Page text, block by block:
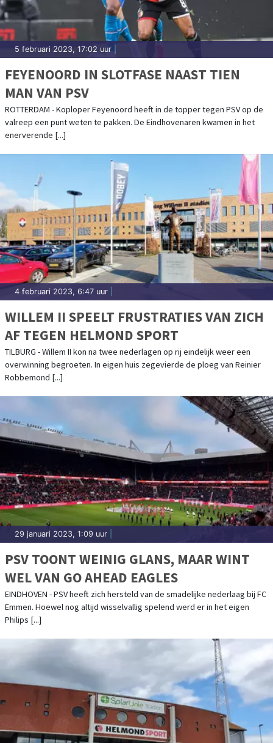
5 februari 2023, 17:02 uur
FEYENOORD IN SLOTFASE NAAST TIEN
MAN VAN PSV
ROTTERDAM - Koploper Feyenoord heeft in de topper tegen PSV op de
valreep een punt weten te pakken. De Eindhovenaren kwamen in het
enerverende [...]
4 februari 2023, 6:47 uur
WILLEM II SPEELT FRUSTRATIES VAN ZICH
AF TEGEN HELMOND SPORT
TILBURG - Willem II kon na twee nederlagen op rij eindelijk weer een
overwinning begroeten. In eigen huis zegevierde de ploeg van Reinier
Robbemond [...]
29 januari 2023, 1:09 uur
PSV TOONT WEINIG GLANS, MAAR WINT
WEL VAN GO AHEAD EAGLES
EINDHOVEN - PSV heeft zich hersteld van de smadelijke nederlaag bij FC
Emmen. Hoewel nog altijd wisselvallig spelend werd er in het eigen
Philips [...]